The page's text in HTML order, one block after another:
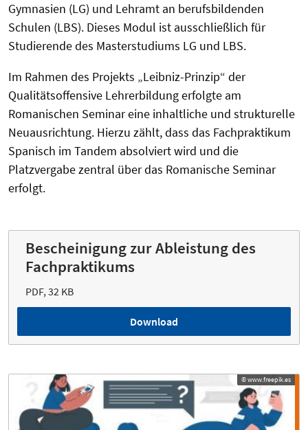
Gymnasien (LG) und Lehramt an berufsbildenden
Schulen (LBS). Dieses Modul ist ausschließlich für
Studierende des Masterstudiums LG und LBS.
Im Rahmen des Projekts „Leibniz-Prinzip“ der
Qualitätsoffensive Lehrerbildung erfolgte am
Romanischen Seminar eine inhaltliche und strukturelle
Neuausrichtung. Hierzu zählt, dass das Fachpraktikum
Spanisch im Tandem absolviert wird und die
Platzvergabe zentral über das Romanische Seminar
erfolgt.
Bescheinigung zur Ableistung des
Fachpraktikums
PDF, 32 KB
Download
© www.freepik.es
© www.freepik.es